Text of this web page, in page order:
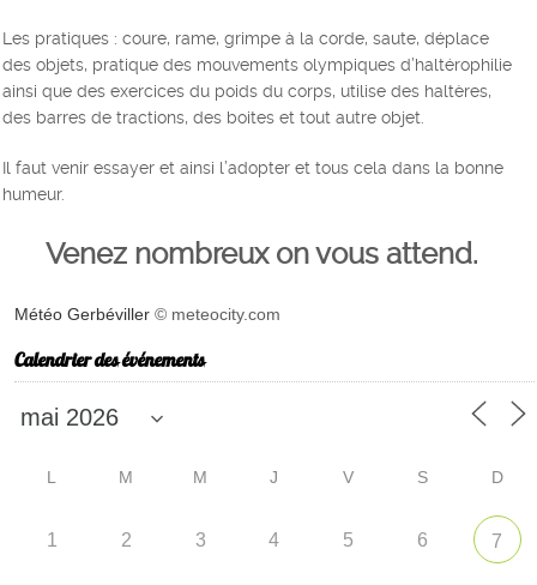
Les pratiques : coure, rame, grimpe à la corde, saute, déplace
des objets, pratique des mouvements olympiques d’haltérophilie
ainsi que des exercices du poids du corps, utilise des haltères,
des barres de tractions, des boites et tout autre objet.
Il faut venir essayer et ainsi l’adopter et tous cela dans la bonne
humeur.
Venez nombreux on vous attend.
Météo Gerbéviller © meteocity.com
Calendrier des événements
L M M J V S D
1 2 3 4 5 6 7